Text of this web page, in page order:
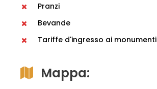
Pranzi
Bevande
Tariffe d'ingresso ai monumenti
Mappa: